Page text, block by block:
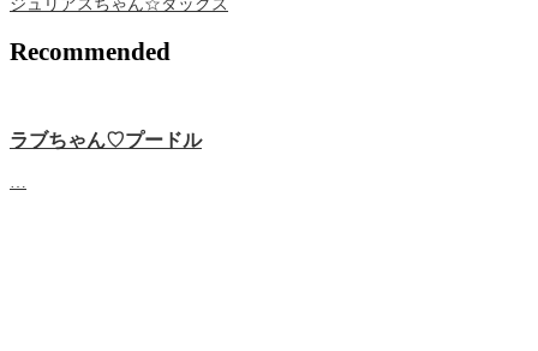
ジュリアスちゃん☆ダックス
Recommended
ラブちゃん♡プードル